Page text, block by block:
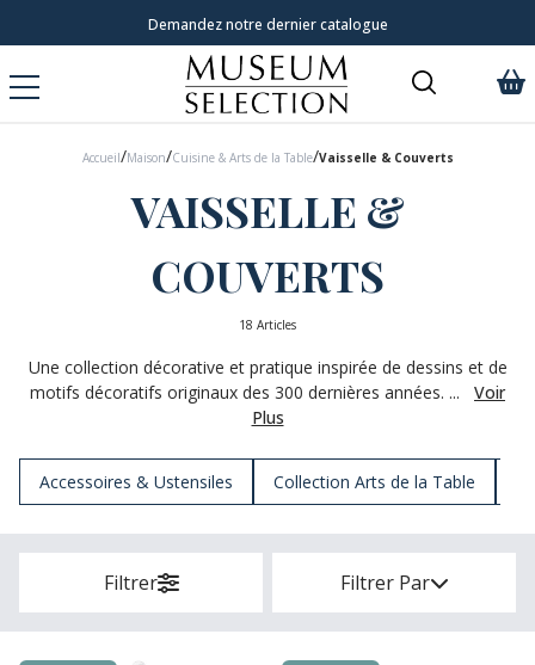
Demandez notre dernier catalogue
Accueil/Maison/Cuisine & Arts de la Table/Vaisselle & Couverts
VAISSELLE &
COUVERTS
18 Articles
Une collection décorative et pratique inspirée de dessins et de
motifs décoratifs originaux des 300 dernières années. ...
Voir
Plus
Accessoires & Ustensiles Collection Arts de la Table
Filtrer Filtrer Par